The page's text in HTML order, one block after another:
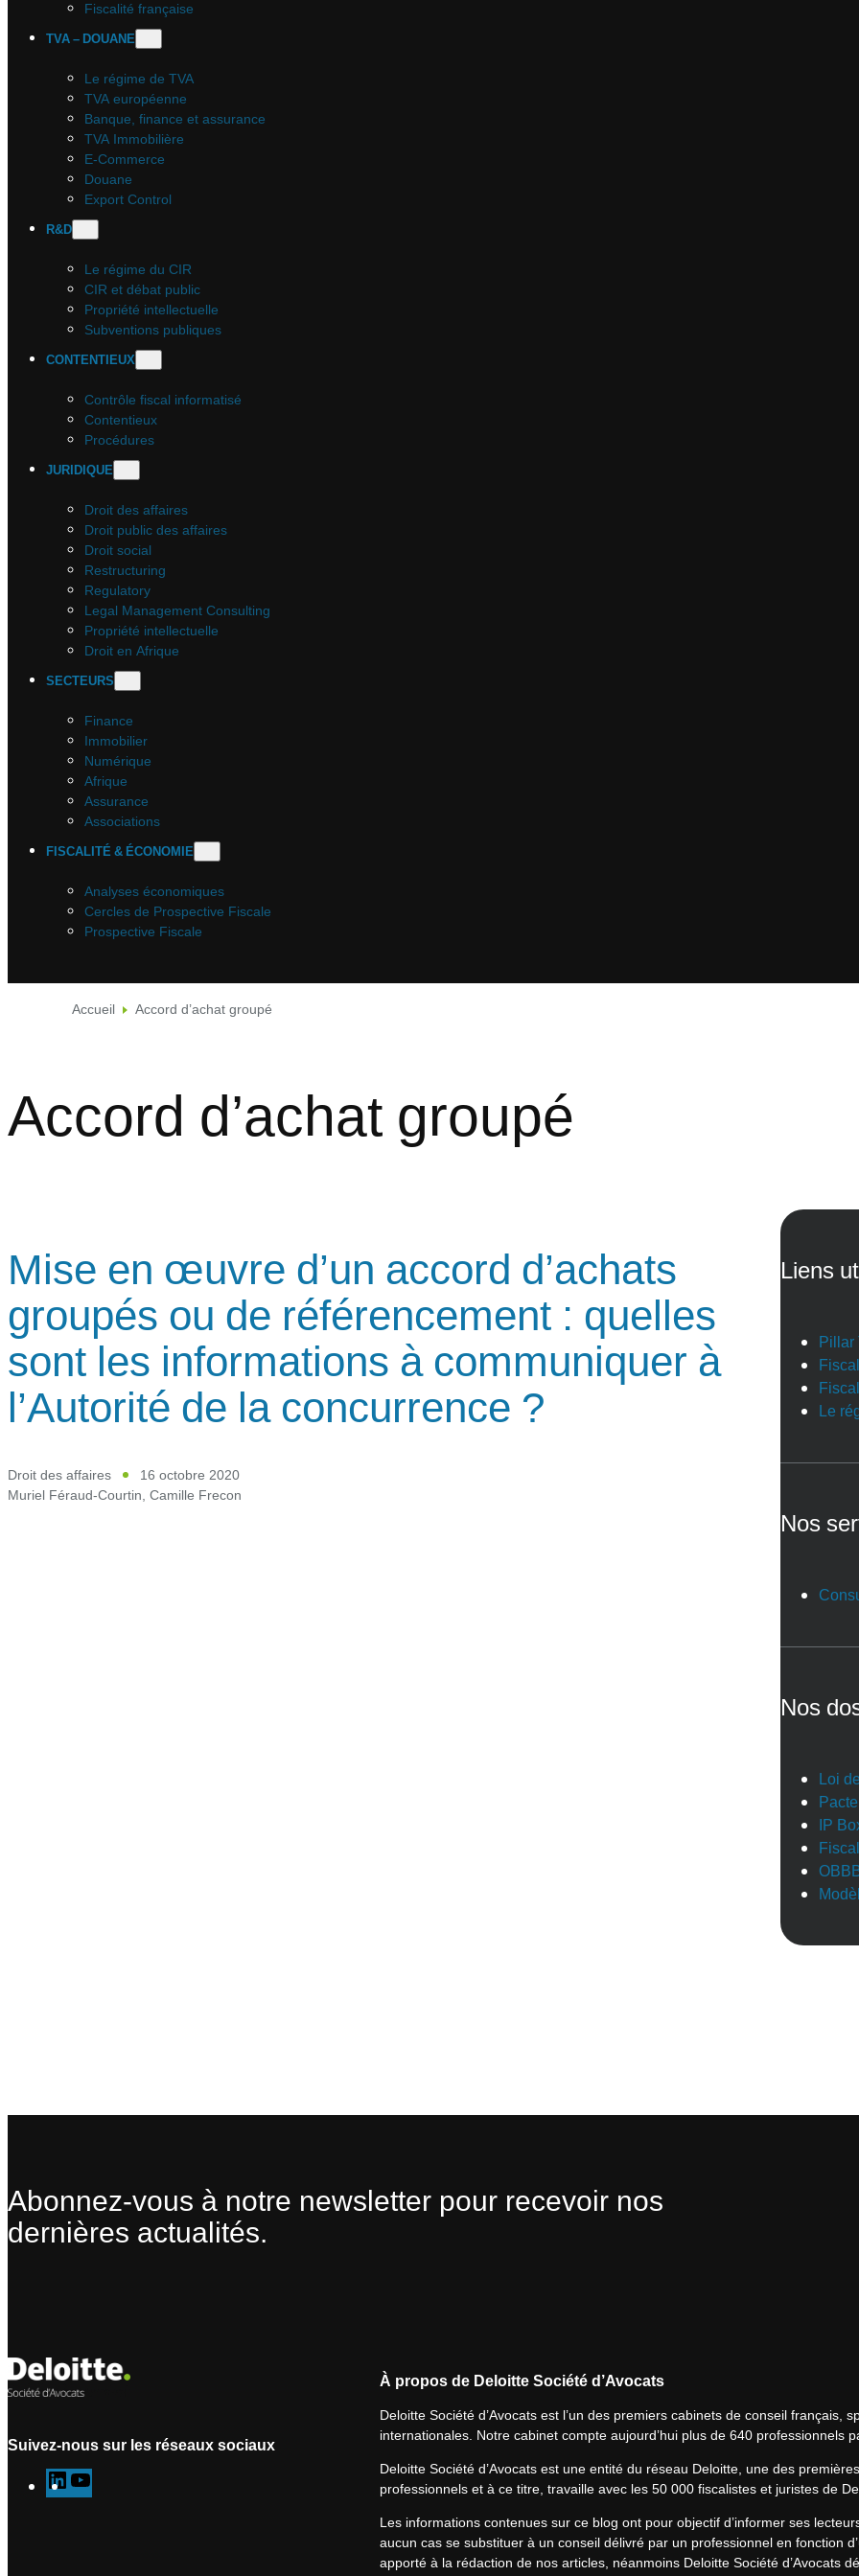
Fiscalité française
TVA – DOUANE
Le régime de TVA
TVA européenne
Banque, finance et assurance
TVA Immobilière
E-Commerce
Douane
Export Control
R&D
Le régime du CIR
CIR et débat public
Propriété intellectuelle
Subventions publiques
CONTENTIEUX
Contrôle fiscal informatisé
Contentieux
Procédures
JURIDIQUE
Droit des affaires
Droit public des affaires
Droit social
Restructuring
Regulatory
Legal Management Consulting
Propriété intellectuelle
Droit en Afrique
SECTEURS
Finance
Immobilier
Numérique
Afrique
Assurance
Associations
FISCALITÉ & ÉCONOMIE
Analyses économiques
Cercles de Prospective Fiscale
Prospective Fiscale
Accueil Accord d’achat groupé
Accord d’achat groupé
Mise en œuvre d’un accord d’achats
groupés ou de référencement : quelles
sont les informations à communiquer à
l’Autorité de la concurrence ?
Droit des affaires
16 octobre 2020
Muriel Féraud-Courtin, Camille Frecon
Liens
Pillar
Le
Nos
Nos
Loi
IP
Abonnez-vous à notre newsletter pour recevoir nos
dernières actualités.
Suivez-nous sur les réseaux sociaux
L
i
o
À propos de Deloitte Société d’Avocats
Deloitte Société d’Avocats est l’un des premiers cabinets de conseil français,
internationales. Notre cabinet compte aujourd’hui plus de 640 professionnels
Deloitte Société d’Avocats est une entité du réseau Deloitte, une des
professionnels et à ce titre, travaille avec les 50 000 fiscalistes et juristes de
Les informations contenues sur ce blog ont pour objectif d’informer ses
aucun cas se substituer à un conseil délivré par un professionnel en fonction
apporté à la rédaction de nos articles, néanmoins Deloitte Société d’Avocats